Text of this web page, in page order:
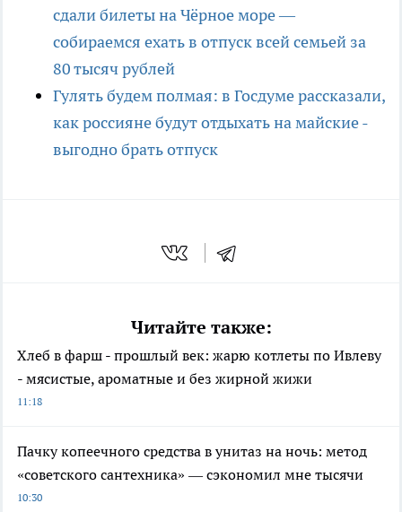
сдали билеты на Чёрное море —
собираемся ехать в отпуск всей семьей за
80 тысяч рублей
Гулять будем полмая: в Госдуме рассказали,
как россияне будут отдыхать на майские -
выгодно брать отпуск
Читайте также:
Хлеб в фарш - прошлый век: жарю котлеты по Ивлеву
- мясистые, ароматные и без жирной жижи
11:18
Пачку копеечного средства в унитаз на ночь: метод
«советского сантехника» — сэкономил мне тысячи
10:30